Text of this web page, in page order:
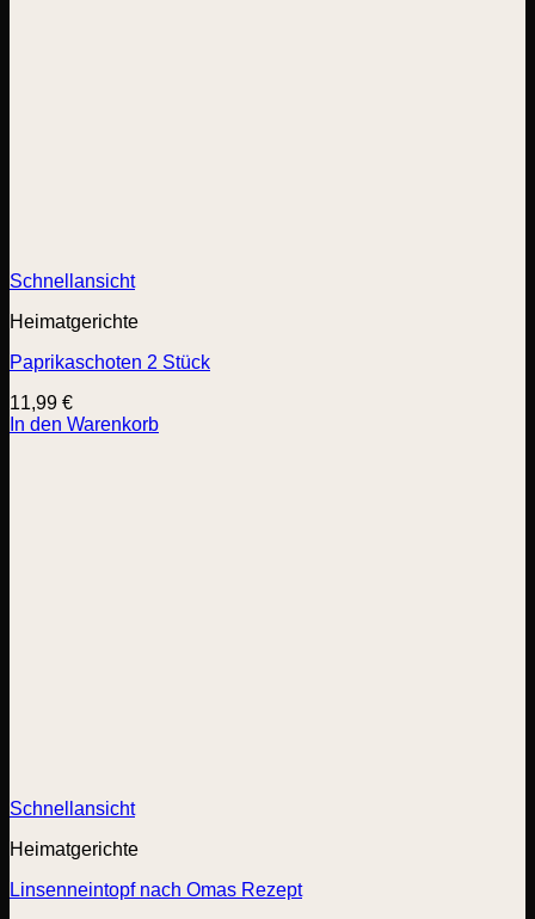
Schnellansicht
Heimatgerichte
Paprikaschoten 2 Stück
11,99 €
In den Warenkorb
Schnellansicht
Heimatgerichte
Linsenneintopf nach Omas Rezept